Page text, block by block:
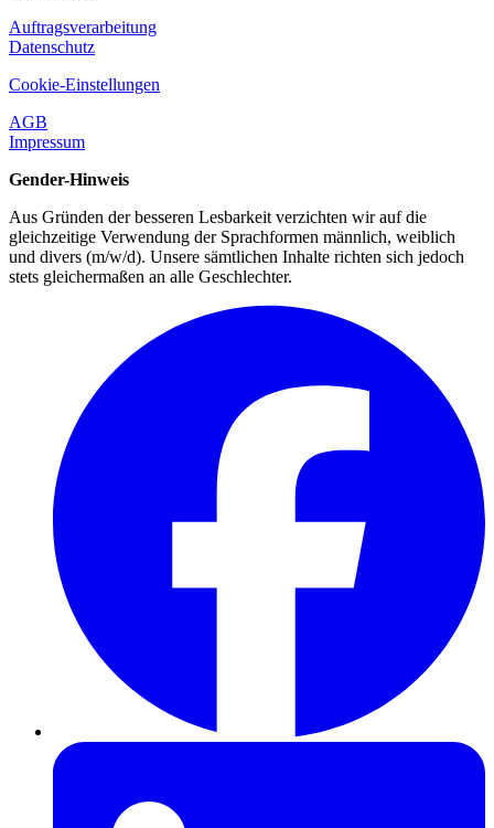
Auftragsverarbeitung
Datenschutz
Cookie-Einstellungen
AGB
Impressum
Gender-Hinweis
Aus Gründen der besseren Lesbarkeit verzichten wir auf die
gleichzeitige Verwendung der Sprachformen männlich, weiblich
und divers (m/w/d). Unsere sämtlichen Inhalte richten sich jedoch
stets gleichermaßen an alle Geschlechter.